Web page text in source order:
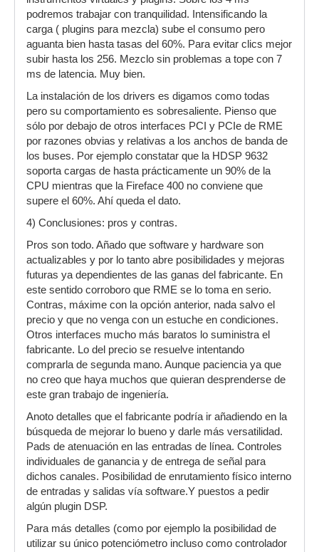
podremos trabajar con tranquilidad. Intensificando la
carga ( plugins para mezcla) sube el consumo pero
aguanta bien hasta tasas del 60%. Para evitar clics mejor
subir hasta los 256. Mezclo sin problemas a tope con 7
ms de latencia. Muy bien.
La instalación de los drivers es digamos como todas
pero su comportamiento es sobresaliente. Pienso que
sólo por debajo de otros interfaces PCI y PCIe de RME
por razones obvias y relativas a los anchos de banda de
los buses. Por ejemplo constatar que la HDSP 9632
soporta cargas de hasta prácticamente un 90% de la
CPU mientras que la Fireface 400 no conviene que
supere el 60%. Ahí queda el dato.
4) Conclusiones: pros y contras.
Pros son todo. Añado que software y hardware son
actualizables y por lo tanto abre posibilidades y mejoras
futuras ya dependientes de las ganas del fabricante. En
este sentido corroboro que RME se lo toma en serio.
Contras, máxime con la opción anterior, nada salvo el
precio y que no venga con un estuche en condiciones.
Otros interfaces mucho más baratos lo suministra el
fabricante. Lo del precio se resuelve intentando
comprarla de segunda mano. Aunque paciencia ya que
no creo que haya muchos que quieran desprenderse de
este gran trabajo de ingeniería.
Anoto detalles que el fabricante podría ir añadiendo en la
búsqueda de mejorar lo bueno y darle más versatilidad.
Pads de atenuación en las entradas de línea. Controles
individuales de ganancia y de entrega de señal para
dichos canales. Posibilidad de enrutamiento físico interno
de entradas y salidas vía software.Y puestos a pedir
algún plugin DSP.
Para más detalles (como por ejemplo la posibilidad de
utilizar su único potenciómetro incluso como controlador